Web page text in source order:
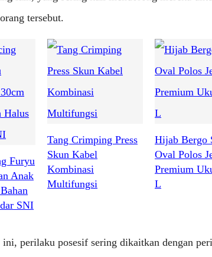
tersebut.
Furyu
Anak
SNI
Tang Crimping Press
Skun Kabel
Kombinasi
Multifungsi
Hijab Bergo
Oval Polos
Premium
L
ini, perilaku posesif sering dikaitkan dengan